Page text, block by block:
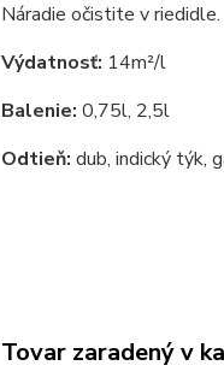
Náradie očistite v riedidle.
Výdatnosť: 14m²/l
Balenie: 0,75l, 2,5l
Odtieň: dub, indický týk,
Tovar zaradený v